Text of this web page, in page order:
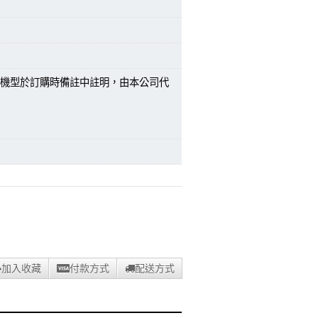
型於訂購時備註中註明，由本公司代
加入收藏 付款方式 配送方式